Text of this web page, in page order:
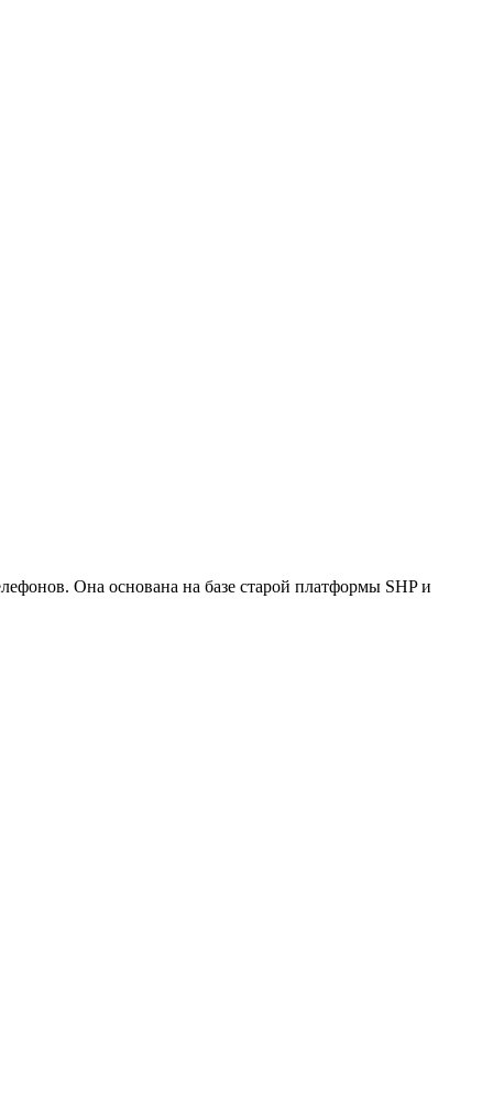
Она основана на базе старой платформы SHP и